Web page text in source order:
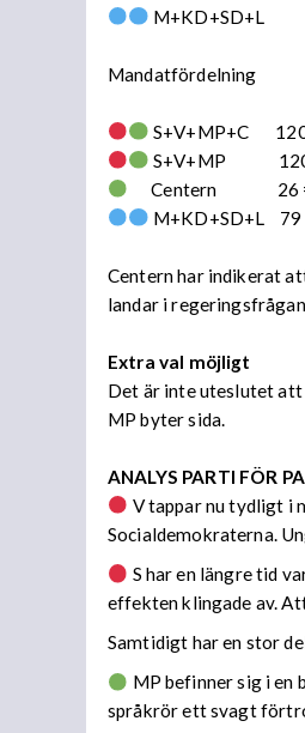
Mandatfördelning
S+V+MP+C
S+V+MP 120
Centern 26 =
M+KD+SD+L 79
Centern har indikerat
landar i
Extra val möjligt
Det är inte uteslutet att
MP byter sida.
ANALYS PARTI FÖR
V tappar nu tydligt i
Socialdemokraterna.
S har en längre tid
effekten klingade av.
Samtidigt har en stor
MP befinner sig i en
språkrör ett svagt